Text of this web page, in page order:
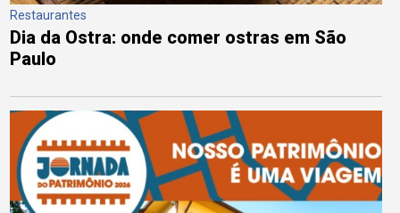
Restaurantes
Dia da Ostra: onde comer ostras em São
Paulo